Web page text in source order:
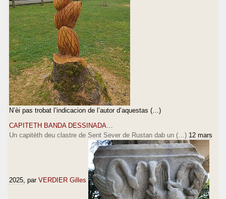
N’èi pas trobat l’indicacion de l’autor d’aquestas (…)
CAPITETH BANDA DESSINADA…
Un capitèth deu clastre de Sent Sever de Rustan dab un (…) 12 mars
2025 , par VERDIER Gilles